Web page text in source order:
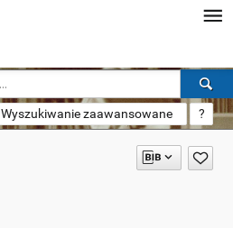
Wyszukiwanie zaawansowane ?